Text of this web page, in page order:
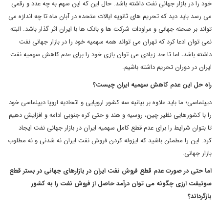
خود را در بازار جهانی نفت داشته باشد. حال این که این سهم به چه عدد و رقمی
می رسد باید دید که تحریم های ثانویه ایالات متحده در آبان ماه تا چه اندازه می
تواند بر صحنه جهانی و مراودات شرکت ها و بانک ها با ایران اثر گذار باشد. البته
نمی توان ادعا کرد که تهران می تواند همه سهمیه خود را در بازار جهانی نفت
داشته باشد، اما تا حد زیادی می توان بازی خود را برای عدم کاهش سهمیه نفت
ایران در دوران تحریم داشته باشیم.
راه حل این عدم کاهش سهمیه ایران چیست؟
دیپلماسی؛ ما باید علاوه بر بیانیه سه کشور اروپایی و اتحادیه اروپا دیپلماسی خود
را با کشورهایی نظیر چین، روسیه و هند و حتی کره جنوبی ادامه و افزایش دهیم
تا بتوان شرایط را برای عدم قطع کامل سهمیه ایران در بازار جهانی نفت ایجاد
کرد. این را مطمئن باشید که ایزوله کردن فروش نفت ایران نه شدنی و نه مطلوب
بازار جهانی.
اما حتی در صورت عدم قطع فروش نفت ایران در بازارهای جهانی در بستر قطع
سوئیفت ارزی چگونه می توان درآمد حاصل از فروش نفت را به کشور
بازگرداند؟